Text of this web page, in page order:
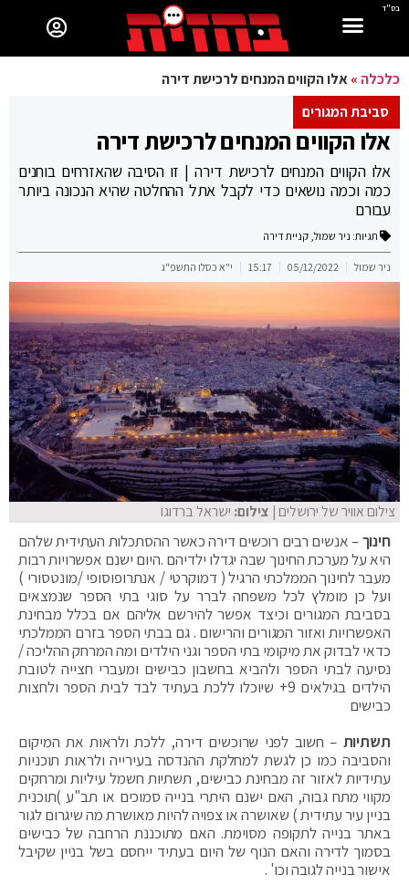
בס"ד
כלכלה »אלו הקווים המנחים לרכישת דירה
סביבת המגורים
אלו הקווים המנחים לרכישת דירה
אלו הקווים המנחים לרכישת דירה | זו הסיבה שהאזרחים בוחנים
כמה וכמה נושאים כדי לקבל אתל ההחלטה שהיא הנכונה ביותר
עבורם
תגיות: ניר שמול, קניית דירה
ניר שמול 05/12/2022
15:17 י"א כסלו התשפ"ג
צילום אוויר של ירושלים | צילום: ישראל ברדוגו
חינוך– אנשים רבים רוכשים דירה כאשר ההסתכלות העתידית שלהם
היא על מערכת החינוך שבה יגדלו ילדיהם .היום ישנם אפשרויות רבות
מעבר לחינוך הממלכתי הרגיל ( דמוקרטי / אנתרופוסופי /מונטסורי )
ועל כן מומלץ לכל משפחה לברר על סוגי בתי הספר שנמצאים
בסביבת המגורים וכיצד אפשר להירשם אליהם אם בכלל מבחינת
האפשרויות ואזור המגורים והרישום . גם בבתי הספר בזרם הממלכתי
כדאי לבדוק את מיקומי בתי הספר וגני הילדים ומה המרחק ההליכה /
נסיעה לבתי הספר ולהביא בחשבון כבישים ומעברי חצייה לטובת
הילדים בגילאים 9+ שיוכלו ללכת בעתיד לבד לבית הספר ולחצות
כבישים
תשתיות – חשוב לפני שרוכשים דירה, ללכת ולראות את המיקום
והסביבה כמו כן לגשת למחלקת ההנדסה בעירייה ולראות תוכניות
עתידיות לאזור זה מבחינת כבישים, תשתיות חשמל עיליות ומרחקים
מקווי מתח גבוה, האם ישנם היתרי בנייה סמוכים או תב"ע )תוכנית
בניין עיר עתידית ) שאושרה או צפויה להיות מאושרת מה שיגרום לגור
באתר בנייה לתקופה מסוימת. האם מתוכננת הרחבה של כבישים
בסמוך לדירה והאם הנוף של היום בעתיד ייחסם בשל בניין שקיבל
אישור בנייה לגובה וכו' .